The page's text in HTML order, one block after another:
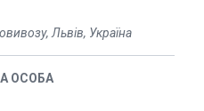
Львів, Україна